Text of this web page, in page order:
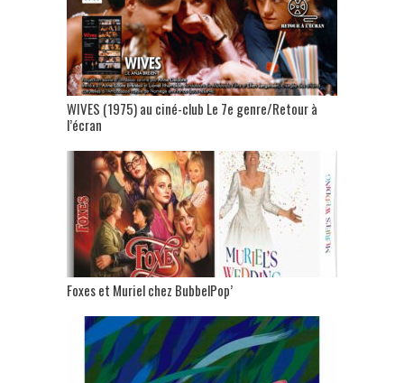
WIVES (1975) au ciné-club Le 7e genre/Retour à
l’écran
Foxes et Muriel chez BubbelPop’